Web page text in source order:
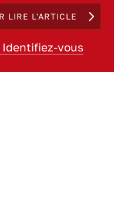
LIRE L'ARTICLE
Identifiez-vous